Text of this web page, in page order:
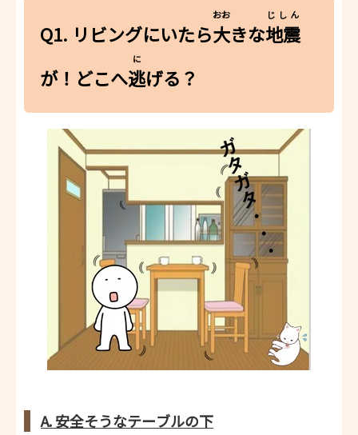
Q1. リビングにいたら大
おお
きな地震
じしん
が！どこへ逃
に
げる？
A. 安全そうなテーブルの下